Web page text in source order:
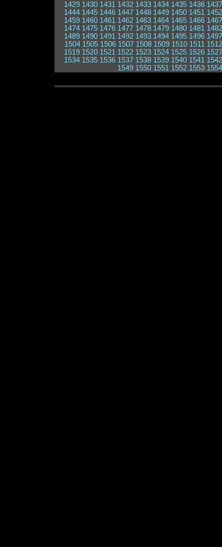
1429 1430 1431 1432 1433 1434 1435 1436 1437
1444 1445 1446 1447 1448 1449 1450 1451 1452
1459 1460 1461 1462 1463 1464 1465 1466 1467
1474 1475 1476 1477 1478 1479 1480 1481 1482
1489 1490 1491 1492 1493 1494 1495 1496 1497
1504 1505 1506 1507 1508 1509 1510 1511 1512
1519 1520 1521 1522 1523 1524 1525 1526 1527
1534 1535 1536 1537 1538 1539 1540 1541 1542
1549 1550 1551 1552 1553 1554